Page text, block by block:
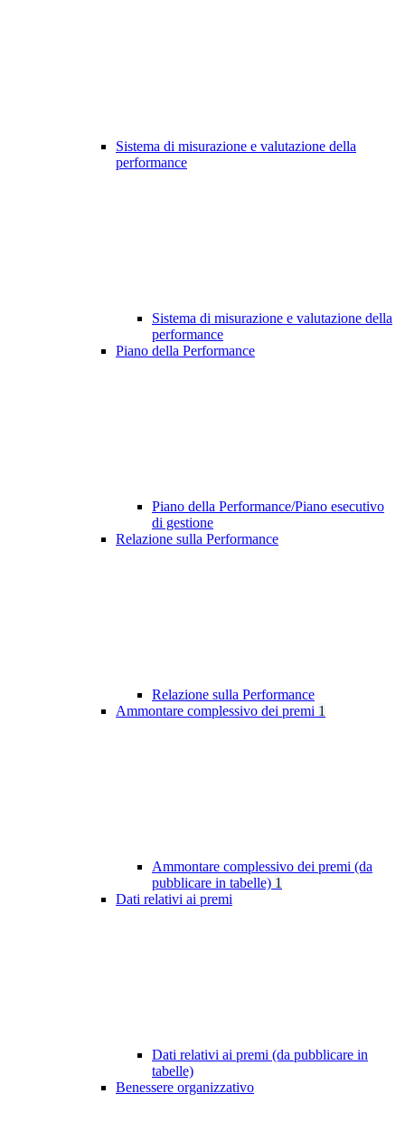
Sistema di misurazione e valutazione della
performance
Sistema di misurazione e valutazione della
performance
Piano della Performance
Piano della Performance/Piano esecutivo
di gestione
Relazione sulla Performance
Relazione sulla Performance
Ammontare complessivo dei premi 1
Ammontare complessivo dei premi (da
pubblicare in tabelle) 1
Dati relativi ai premi
Dati relativi ai premi (da pubblicare in
tabelle)
Benessere organizzativo